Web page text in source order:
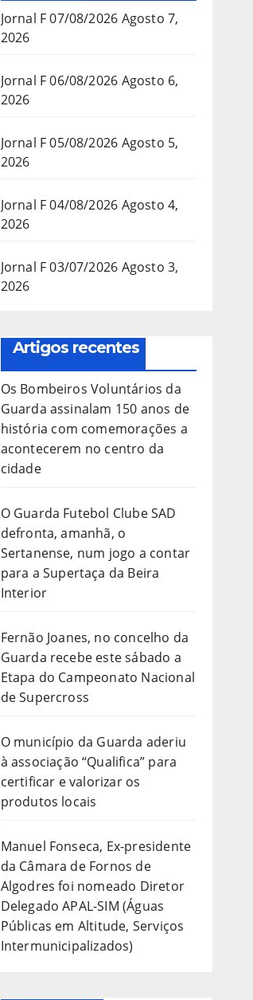
Jornal F 07/08/2026 Agosto 7,
2026
Jornal F 06/08/2026 Agosto 6,
2026
Jornal F 05/08/2026 Agosto 5,
2026
Jornal F 04/08/2026 Agosto 4,
2026
Jornal F 03/07/2026 Agosto 3,
2026
Artigos recentes
Os Bombeiros Voluntários da
Guarda assinalam 150 anos de
história com comemorações a
acontecerem no centro da
cidade
O Guarda Futebol Clube SAD
defronta, amanhã, o
Sertanense, num jogo a contar
para a Supertaça da Beira
Interior
Fernão Joanes, no concelho da
Guarda recebe este sábado a
Etapa do Campeonato Nacional
de Supercross
O município da Guarda aderiu
à associação “Qualifica” para
certificar e valorizar os
produtos locais
Manuel Fonseca, Ex-presidente
da Câmara de Fornos de
Algodres foi nomeado Diretor
Delegado APAL-SIM (Águas
Públicas em Altitude, Serviços
Intermunicipalizados)